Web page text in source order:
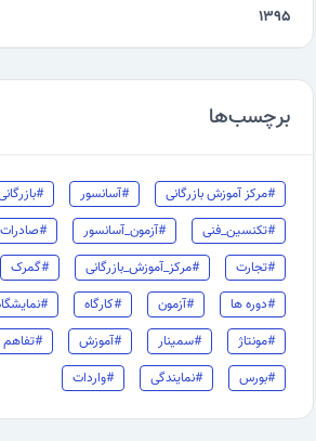
۱۳۹۵
برچسب‌ها
#مرکز آموزش بازرگانی #آسانسور
#تکنسین_فنی
#آزمون_آسانسور
#صادرات
#تجارت
#مرکز_آموزش_بازرگانی
#گمرک
#دوره ها
#آزمون #کارگاه
#مونتاژ
#سمینار #آموزش
#تفاهم
#بورس
#نمایندگی #واردات